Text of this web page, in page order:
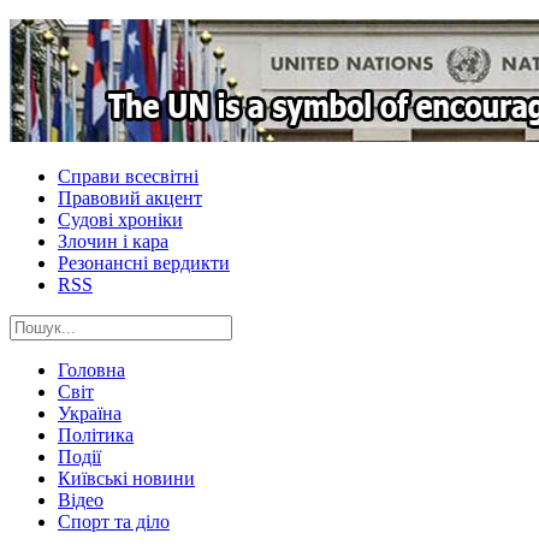
Справи всесвітні
Правовий акцент
Судові хроніки
Злочин і кара
Резонансні вердикти
RSS
Головна
Світ
Україна
Політика
Події
Київські новини
Відео
Спорт та діло